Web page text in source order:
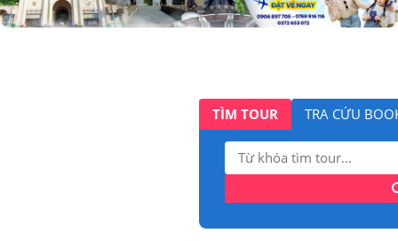
TÌM TOUR TRA CỨU
Tìm
kiếm: